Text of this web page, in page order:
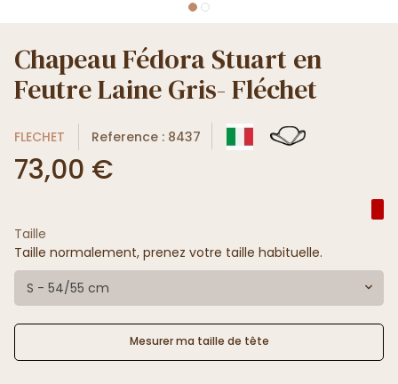
Chapeau Fédora Stuart en
Feutre Laine Gris- Fléchet
FLECHET Reference : 8437
73,00 €
Taille
Taille normalement, prenez votre taille habituelle.
S - 54/55 cm
Mesurer ma taille de tête